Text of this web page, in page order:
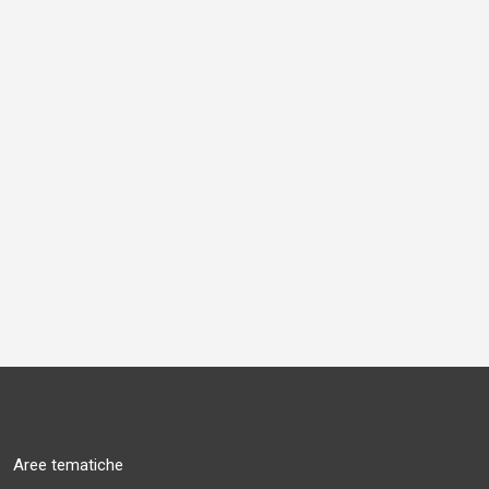
Aree tematiche